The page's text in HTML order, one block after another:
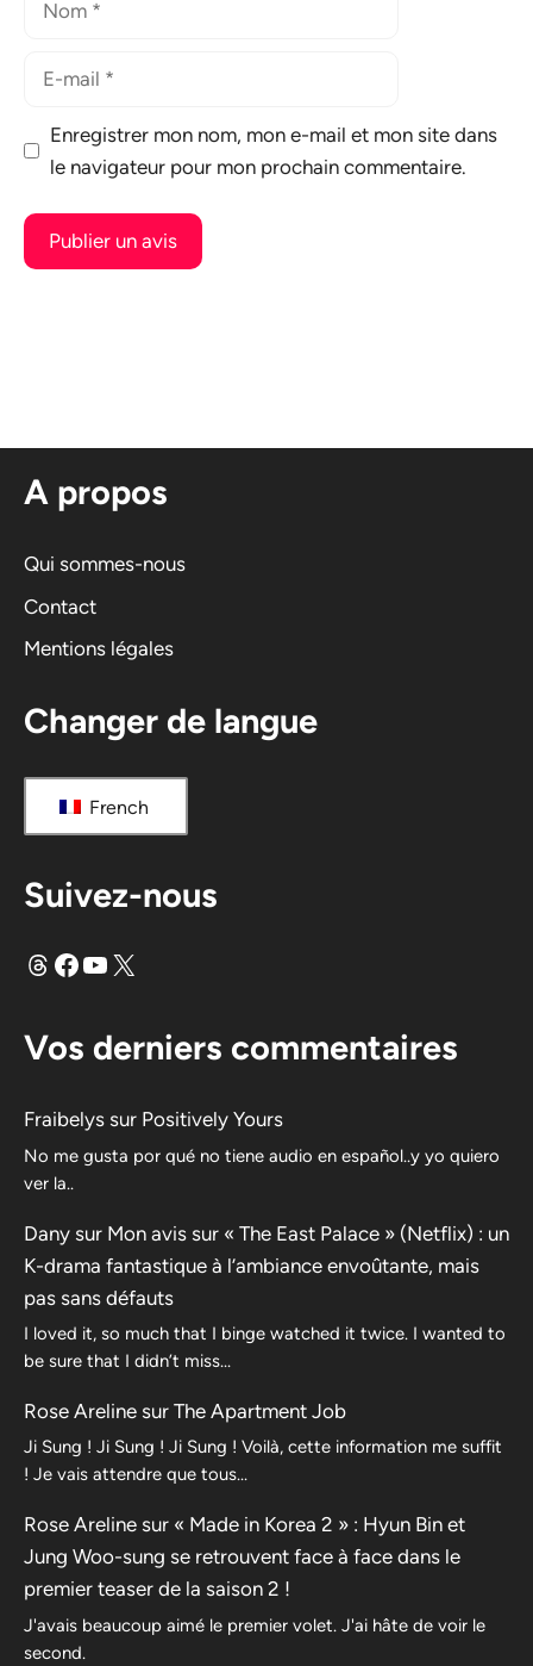
Enregistrer mon nom, mon e-mail et mon site dans
le navigateur pour mon prochain commentaire.
a
i
e
:
A propos
Qui sommes-nous
Contact
Mentions légales
Changer de langue
French
Suivez-nous
FilsFacebook
YouTube
X
Vos derniers commentaires
Fraibelys sur Positively Yours
No me gusta por qué no tiene audio en español..y yo quiero
ver la..
Dany sur Mon avis sur « The East Palace » (Netflix) : un
K-drama fantastique à l’ambiance envoûtante, mais
pas sans défauts
I loved it, so much that I binge watched it twice. I wanted to
be sure that I didn’t miss…
Rose Areline sur The Apartment Job
Ji Sung ! Ji Sung ! Ji Sung ! Voilà, cette information me suffit
! Je vais attendre que tous…
Rose Areline sur « Made in Korea 2 » : Hyun Bin et
Jung Woo-sung se retrouvent face à face dans le
premier teaser de la saison 2 !
J'avais beaucoup aimé le premier volet. J'ai hâte de voir le
second.